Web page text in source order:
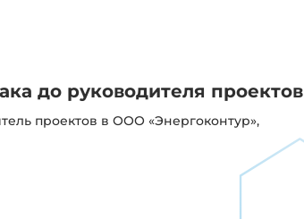
до руководителя проектов
проектов в ООО «Энергоконтур»,